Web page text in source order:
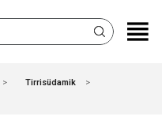
Tirrisüdamik